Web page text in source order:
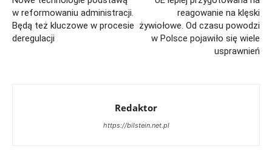
w reformowaniu administracji.
Będą też kluczowe w procesie
deregulacji
reagowanie na klęski
żywiołowe. Od czasu powodzi
w Polsce pojawiło się wiele
usprawnień
Redaktor
https://bilstein.net.pl